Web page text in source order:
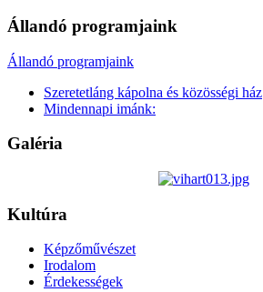
Állandó programjaink
Állandó programjaink
Szeretetláng kápolna és közösségi ház
Mindennapi imánk:
Galéria
Kultúra
Képzőművészet
Irodalom
Érdekességek